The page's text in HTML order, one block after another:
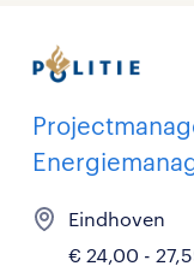
Eindhoven
€ 24,00 -